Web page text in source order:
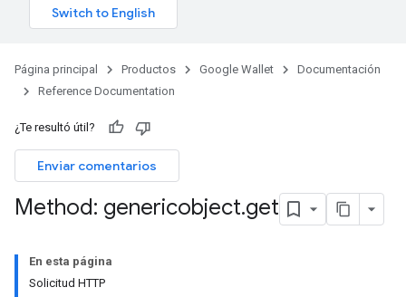
Página principal Productos Google Wallet
Documentación
Reference Documentation
¿Te resultó útil?
Enviar comentarios
Method: genericobject.get
En esta página
Solicitud HTTP